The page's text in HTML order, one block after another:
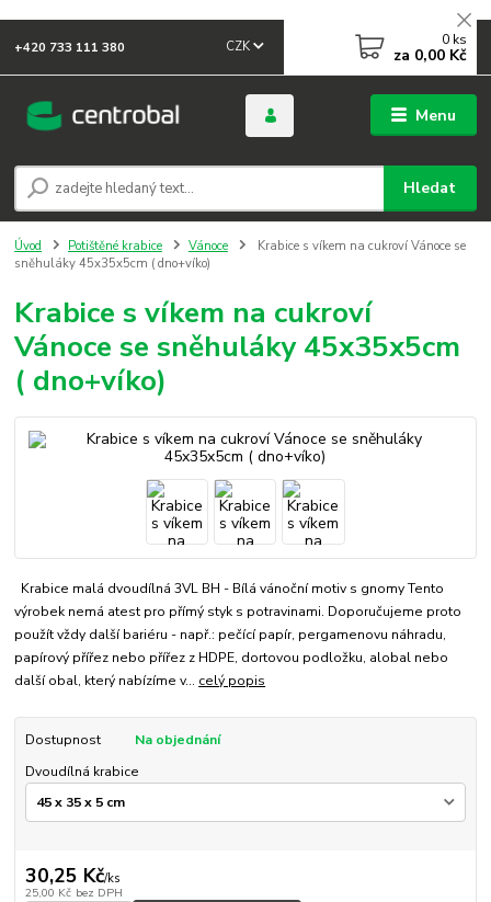
Menu
CZK
Hledat
+420 733 111 380 0 ks
za 0,00 Kč
Úvod Potištěné krabice Vánoce
Krabice s víkem na cukroví Vánoce se
sněhuláky 45x35x5cm ( dno+víko)
Krabice s víkem na cukroví
Vánoce se sněhuláky 45x35x5cm
( dno+víko)
Krabice malá dvoudílná 3VL BH - Bílá vánoční motiv s gnomy Tento
výrobek nemá atest pro přímý styk s potravinami. Doporučujeme proto
použít vždy další bariéru - např.: pečící papír, pergamenovu náhradu,
papírový přířez nebo přířez z HDPE, dortovou podložku, alobal nebo
další obal, který nabízíme v... celý popis
Dostupnost
Na objednání
Dvoudílná krabice
30,25 Kč/ks
25,00 Kč bez DPH